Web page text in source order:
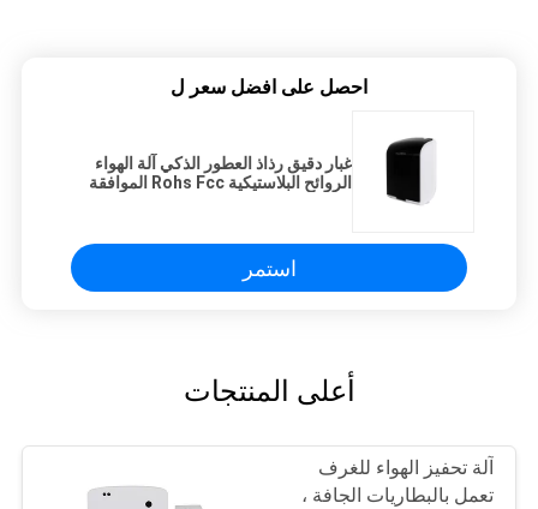
احصل على افضل سعر ل
غبار دقيق رذاذ العطور الذكي آلة الهواء
الروائح البلاستيكية Rohs Fcc الموافقة
استمر
أعلى المنتجات
آلة تحفيز الهواء للغرف
تعمل بالبطاريات الجافة ،